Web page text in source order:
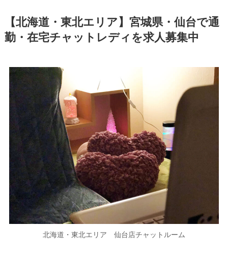
【北海道・東北エリア】宮城県・仙台で通
勤・在宅チャットレディを求人募集中
北海道・東北エリア 仙台店チャットルーム